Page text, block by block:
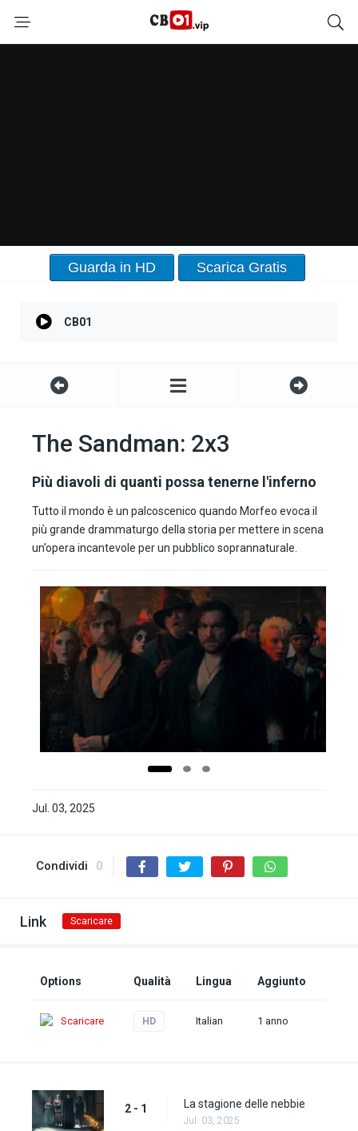
Guarda in HD Scarica Gratis
CB01
The Sandman: 2x3
Più diavoli di quanti possa tenerne l'inferno
Tutto il mondo è un palcoscenico quando Morfeo evoca il
più grande drammaturgo della storia per mettere in scena
un’opera incantevole per un pubblico soprannaturale.
Jul. 03, 2025
Condividi 0
Link Scaricare
Options Qualità Lingua Aggiunto
Scaricare HD Italian 1 anno
2 - 1 La stagione delle nebbie
Jul. 03, 2025